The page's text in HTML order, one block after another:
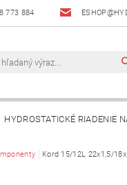
773 884
HYDROSTATICKÉ RIADENIE
DÔLEŽITÉ
Kord 15/12L 22x1,5/